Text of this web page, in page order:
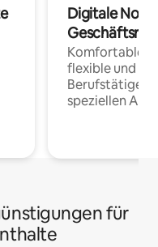
Digitale
Komfortable
flexible und
Berufstätige
speziellen
für